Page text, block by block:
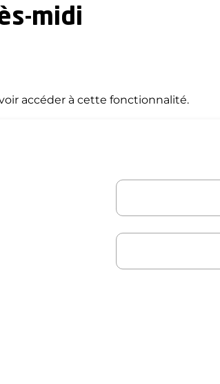
midi
accéder à cette fonctionnalité.